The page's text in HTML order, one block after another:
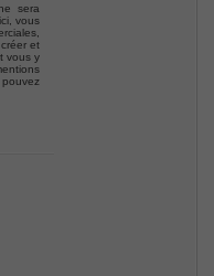
sera
vous
et
vous y